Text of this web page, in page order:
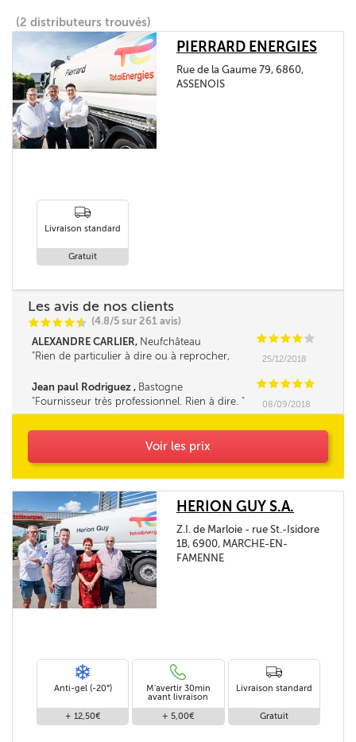
(2 distributeurs trouvés)
PIERRARD ENERGIES
Rue de la Gaume 79, 6860,
ASSENOIS
Livraison standard
Gratuit
Les avis de nos clients
CCCCi
@ (4.8/5 sur 261 avis)
ALEXANDRE CARLIER, Neufchâteau CCCC C
Rien de particulier à dire ou à reprocher,
prochain en espérant une baisse du mazout de
chauffage.............
25/12/2018
Jean paul Rodriguez , Bastogne CCCCC
Fournisseur très professionnel. Rien à dire.
08/09/2018
Voir les prix
HERION GUY S.A.
Z.I. de Marloie - rue St.-Isidore
1B, 6900, MARCHE-EN-
FAMENNE
Anti-gel (-20°)
+ 12,50€
M'avertir 30min
avant livraison
+ 5,00€
Livraison standard
Gratuit